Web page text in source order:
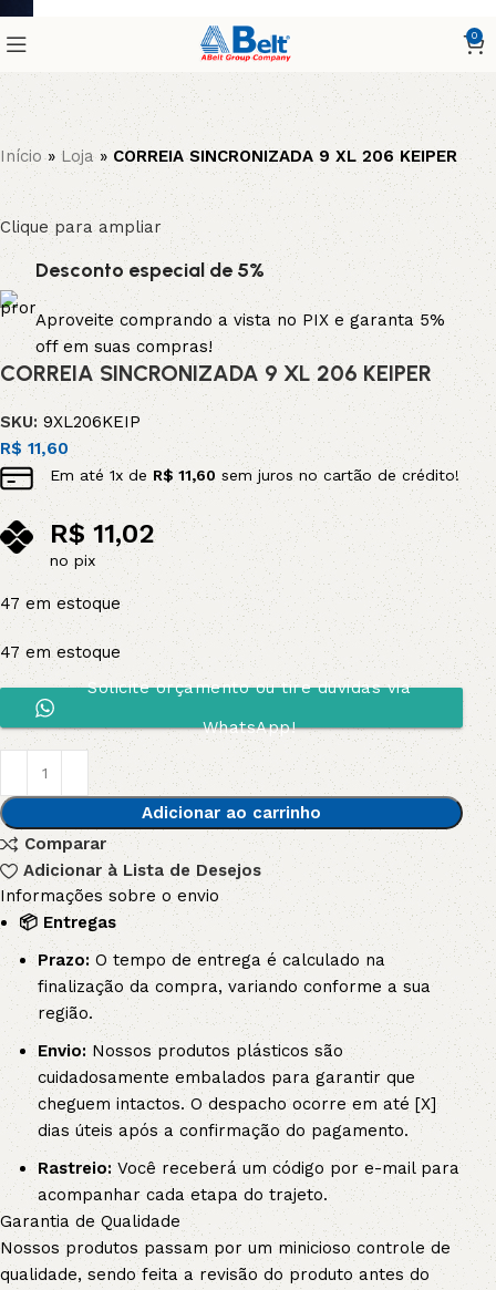
0
Início»Loja» CORREIA SINCRONIZADA 9 XL 206 KEIPER
Clique para ampliar
Desconto especial de 5%
Aproveite comprando a vista no PIX e garanta 5%
off em suas compras!
CORREIA SINCRONIZADA 9 XL 206 KEIPER
SKU:9XL206KEIP
R$ 11,60
Em até1x de R$11,60 sem juros no cartão de crédito!
R$ 11,02
no pix
47 em estoque
47 em estoque
Solicite orçamento ou tire dúvidas via
WhatsApp!
Adicionar ao carrinho
Comparar
Adicionar à Lista de Desejos
Informações sobre o envio
📦 Entregas
Prazo: O tempo de entrega é calculado na
finalização da compra, variando conforme a sua
região.
Envio: Nossos produtos plásticos são
cuidadosamente embalados para garantir que
cheguem intactos. O despacho ocorre em até [X]
dias úteis após a confirmação do pagamento.
Rastreio:Você receberá um código por e-mail para
acompanhar cada etapa do trajeto.
Garantia de Qualidade
Nossos produtos passam por um minicioso controle de
qualidade, sendo feita a revisão do produto antes do